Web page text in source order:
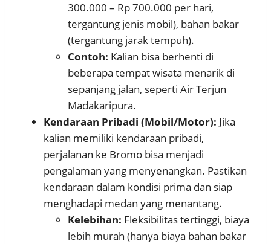
300.000 – Rp 700.000 per hari,
tergantung jenis mobil), bahan bakar
(tergantung jarak tempuh).
Contoh: Kalian bisa berhenti di
beberapa tempat wisata menarik di
sepanjang jalan, seperti Air Terjun
Madakaripura.
Kendaraan Pribadi (Mobil/Motor): Jika
kalian memiliki kendaraan pribadi,
perjalanan ke Bromo bisa menjadi
pengalaman yang menyenangkan. Pastikan
kendaraan dalam kondisi prima dan siap
menghadapi medan yang menantang.
Kelebihan: Fleksibilitas tertinggi, biaya
lebih murah (hanya biaya bahan bakar